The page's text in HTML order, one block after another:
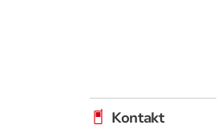
Kontakt